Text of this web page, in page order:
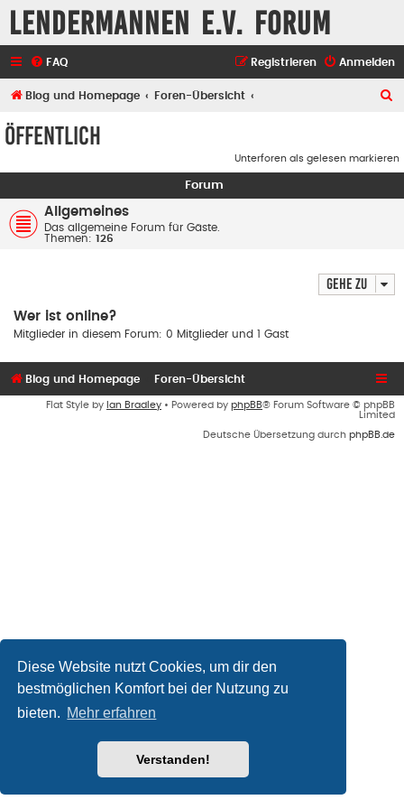
Diese Website nutzt Cookies, um dir den
bestmöglichen Komfort bei der Nutzung zu
bieten. Mehr erfahren
Verstanden!
Lendermannen e.V. Forum
FAQ Anmelden
Registrieren
Blog und Homepage Foren-Übersicht
h
Öffentlich
Unterforen als gelesen markieren
Forum
Allgemeines
Das allgemeine Forum für Gäste.
Themen: 126
Gehe zu
Wer ist online?
Mitglieder in diesem Forum: 0 Mitglieder und 1 Gast
Blog und Homepage Foren-Übersicht
Flat Style by Ian Bradley • Powered by phpBB® Forum Software © phpBB
Limited
Deutsche Übersetzung durch phpBB.de